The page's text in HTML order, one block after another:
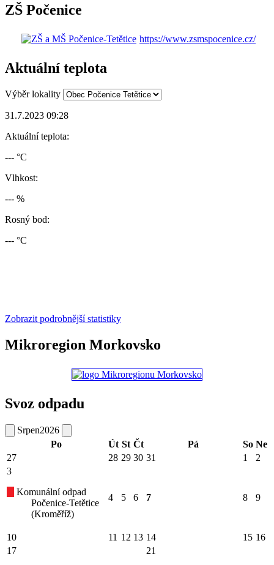
ZŠ Počenice
https://www.zsmspocenice.cz/
Aktuální teplota
Výběr lokality
31.7.2023 09:28
Aktuální teplota:
--- °C
Vlhkost:
--- %
Rosný bod:
--- °C
Zobrazit podrobnější statistiky
Mikroregion Morkovsko
Svoz odpadu
Srpen2026
Po
Út St Čt Pá So Ne
27
28 29 30 31 1
2
3
Komunální odpad
Počenice-Tetětice
(Kroměříž)
4 5 6 7 8 9
10 11 12 13 14 15 16
17
21